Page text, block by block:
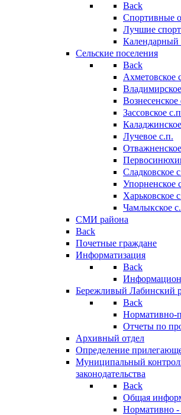
Back
Спортивные
Лучшие
Календарный
Сельские поселения
Back
Ахметовское
Вознесенское
Зассовское
Лучевое с.п.
Сладковское
Упорненское
Харьковское
Чамлыкское
СМИ района
Back
Почетные граждане
Информатизация
Back
Бережливый Лабинский
Back
Нормативно-
Отчеты по
Архивный отдел
Определение
Муниципальный
законодательства
Back
Общая
Нормативно -